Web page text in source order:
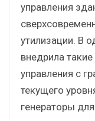
управления
утилизации. В
внедрила
управления с
текущего
генераторы